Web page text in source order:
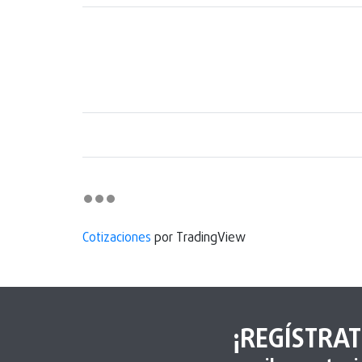
Cotizaciones por TradingView